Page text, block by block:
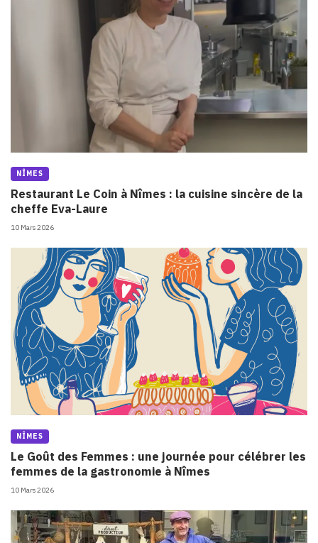
NÎMES
Restaurant Le Coin à Nîmes : la cuisine sincère de la
cheffe Eva-Laure
10 Mars 2026
NÎMES
Le Goût des Femmes : une journée pour célébrer les
femmes de la gastronomie à Nîmes
10 Mars 2026